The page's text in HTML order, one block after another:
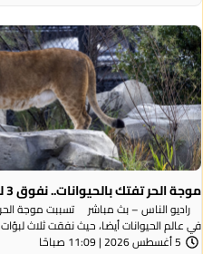
موجة الحر تفتك بالحيوانات.. نفوق 3 لبؤات في حديقة حيوان بطوكيو
راديو الناس – بث مباشر تسببت موجة الحر
في عالم الحيوانات أيضا، حيث نفقت ثلاث لبؤات ...
5 أغسطس 2026 | 11:09 صباحًا